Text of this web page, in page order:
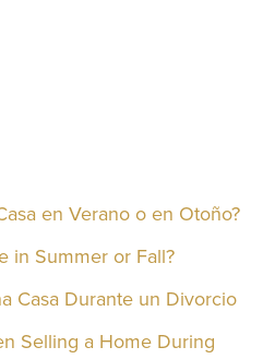
en Verano o en Otoño?
in Summer or Fall?
Casa Durante un Divorcio
Selling a Home During